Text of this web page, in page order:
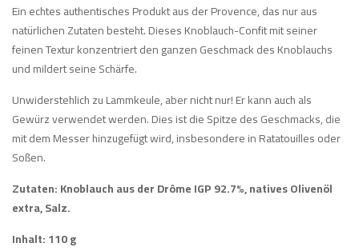
Ein echtes authentisches Produkt aus der Provence, das nur aus
natürlichen Zutaten besteht. Dieses Knoblauch-Confit mit seiner
feinen Textur konzentriert den ganzen Geschmack des Knoblauchs
und mildert seine Schärfe.
Unwiderstehlich zu Lammkeule, aber nicht nur! Er kann auch als
Gewürz verwendet werden. Dies ist die Spitze des Geschmacks, die
mit dem Messer hinzugefügt wird, insbesondere in Ratatouilles oder
Soßen.
Zutaten: Knoblauch aus der Drôme IGP 92.7%, natives Olivenöl
extra, Salz.
Inhalt: 110 g